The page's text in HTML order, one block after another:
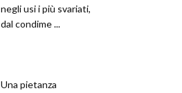
negli usi i più svariati,
dal condime ...
Una pietanza